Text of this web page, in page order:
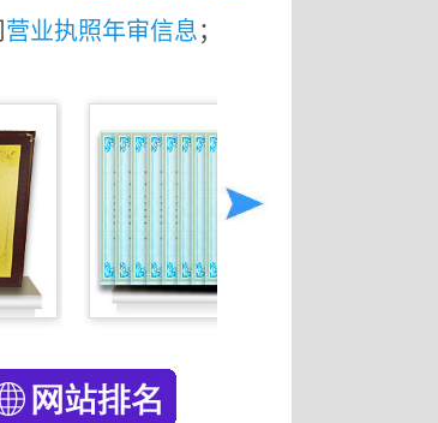
营业执照年审信息；